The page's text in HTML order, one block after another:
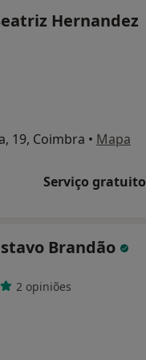
Hernandez
19, Coimbra • Mapa
Serviço gratuito
Brandão
2 opiniões